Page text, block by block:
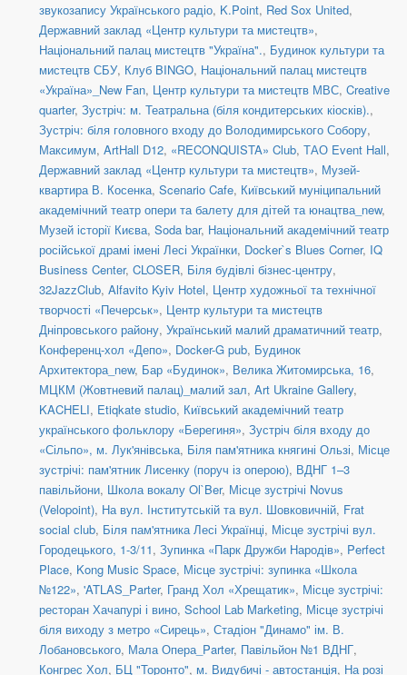
звукозапису Українського радіо, K.Point, Red Sox United,
Державний заклад «Центр культури та мистецтв»,
Національний палац мистецтв "Україна"., Будинок культури та
мистецтв СБУ, Клуб BINGO, Національний палац мистецтв
«Україна»_New Fan, Центр культури та мистецтв МВС, Creative
quarter, Зустріч: м. Театральна (біля кондитерських кіосків).,
Зустріч: біля головного входу до Володимирського Собору,
Максимум, ArtHall D12, «RECONQUISTA» Club, ТАО Event Hall,
Державний заклад «Центр культури та мистецтв», Музей-
квартира В. Косенка, Scenario Cafe, Київський муніципальний
академічний театр опери та балету для дітей та юнацтва_new,
Музей історії Києва, Soda bar, Національний академічний театр
російської драмі імені Лесі Українки, Docker`s Blues Corner, IQ
Business Center, CLOSER, Біля будівлі бізнес-центру,
32JazzClub, Alfavito Kyiv Hotel, Центр художньої та технічної
творчості «Печерськ», Центр культури та мистецтв
Дніпровського району, Український малий драматичний театр,
Конференц-хол «Депо», Docker-G pub, Будинок
Архитектора_new, Бар «Будинок», Велика Житомирська, 16,
МЦКМ (Жовтневий палац)_малий зал, Art Ukraine Gallery,
KACHELI, Etiqkate studio, Київський академічний театр
українського фольклору «Берегиня», Зустріч біля входу до
«Сільпо», м. Лук'янівська, Біля пам'ятника княгині Ользі, Місце
зустрічі: пам'ятник Лисенку (поруч із оперою), ВДНГ 1–3
павільйони, Школа вокалу Ol`Ber, Місце зустрічі Novus
(Velopoint), На вул. Інститутській та вул. Шовковичній, Frat
social сlub, Біля пам'ятника Лесі Українці, Місце зустрічі вул.
Городецького, 1-3/11, Зупинка «Парк Дружби Народів», Perfect
Place, Kong Music Space, Місце зустрічі: зупинка «Школа
№122», 'ATLAS_Parter, Гранд Хол «Хрещатик», Місце зустрічі:
ресторан Хачапурі і вино, School Lab Marketing, Місце зустрічі
біля виходу з метро «Сирець», Стадіон "Динамо" ім. В.
Лобановського, Мала Опера_Parter, Павільйон №1 ВДНГ,
Конгрес Хол, БЦ "Торонто", м. Видубичі - автостанція, На розі